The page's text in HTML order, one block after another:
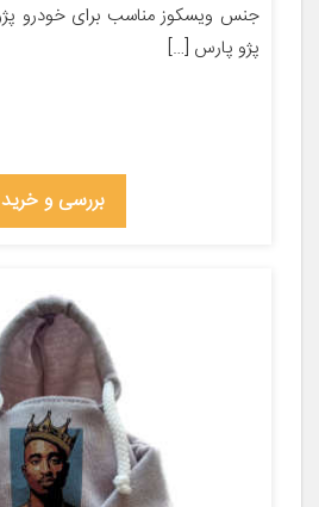
پژو پارس […]
بررسی و خرید